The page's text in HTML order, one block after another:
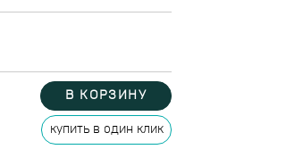
В КОРЗИНУ
купить в один клик